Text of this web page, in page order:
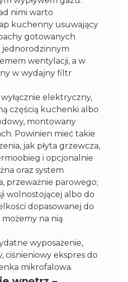
nimi warto
kuchenny usuwający
gotowanych
jednorodzinnym
wentylacji, a w
w wydajny filtr
elektryczny,
częścią kuchenki albo
montowany
Powinien mieć takie
jak płyta grzewcza,
i opcjonalnie
oraz system
przeważnie parowego;
wolnostojącej albo do
dopasowanej do
na nią
wyposażenie,
ciśnieniowy ekspres do
mikrofalowa.